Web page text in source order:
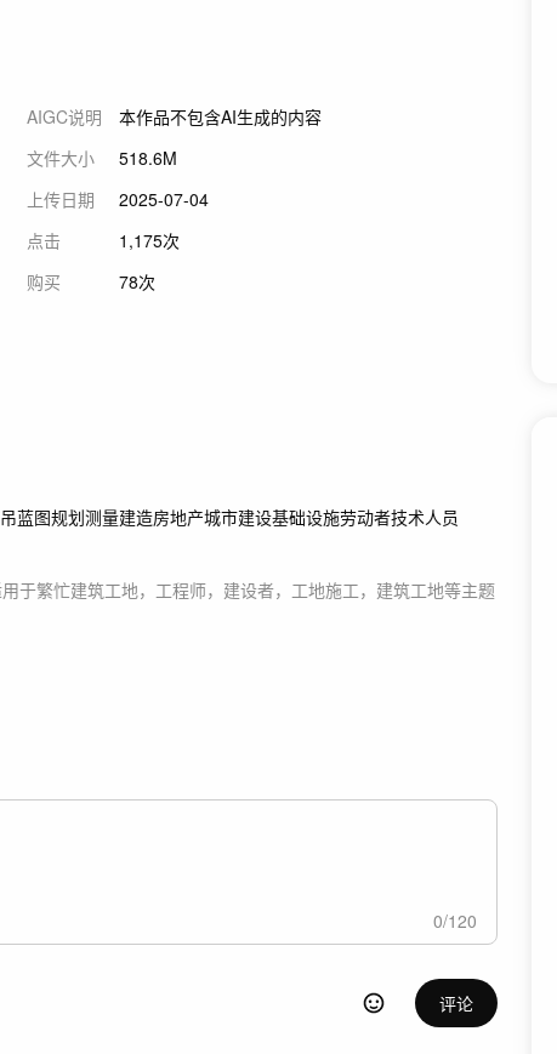
AIGC说明
本作品不包含AI生成的内容
文件大小
518.6M
上传日期
2025-07-04
点击
1,175次
购买
78次
蓝图规划测量建造房地产城市建设基础设施劳动者技术人员
于繁忙建筑工地，工程师，建设者，工地施工，建筑工地等主题
0/120
评论